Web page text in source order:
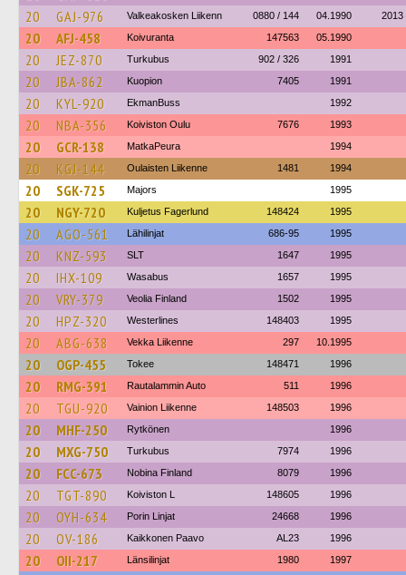
20 GAJ-976 Valkeakosken Liikenn 0880 / 144 04.1990 2013
20 AFJ-458 Koivuranta 147563 05.1990
20 JEZ-870 Turkubus 902 / 326 1991
20 JBA-862 Kuopion 7405 1991
20 KYL-920 EkmanBuss 1992
20 NBA-356 Koiviston Oulu 7676 1993
20 GCR-138 MatkaPeura 1994
20 KGJ-144 Oulaisten Liikenne 1481 1994
20 SGK-725 Majors 1995
20 NGY-720 Kuljetus Fagerlund 148424 1995
20 AGO-561 Lähilinjat 686-95 1995
20 KNZ-593 SLT 1647 1995
20 IHX-109 Wasabus 1657 1995
20 VRY-379 Veolia Finland 1502 1995
20 HPZ-320 Westerlines 148403 1995
20 ABG-638 Vekka Liikenne 297 10.1995
20 OGP-455 Tokee 148471 1996
20 RMG-391 Rautalammin Auto 511 1996
20 TGU-920 Vainion Liikenne 148503 1996
20 MHF-250 Rytkönen 1996
20 MXG-750 Turkubus 7974 1996
20 FCC-673 Nobina Finland 8079 1996
20 TGT-890 Koiviston L 148605 1996
20 OYH-634 Porin Linjat 24668 1996
20 OV-186 Kaikkonen Paavo AL23 1996
20 OII-217 Länsilinjat 1980 1997